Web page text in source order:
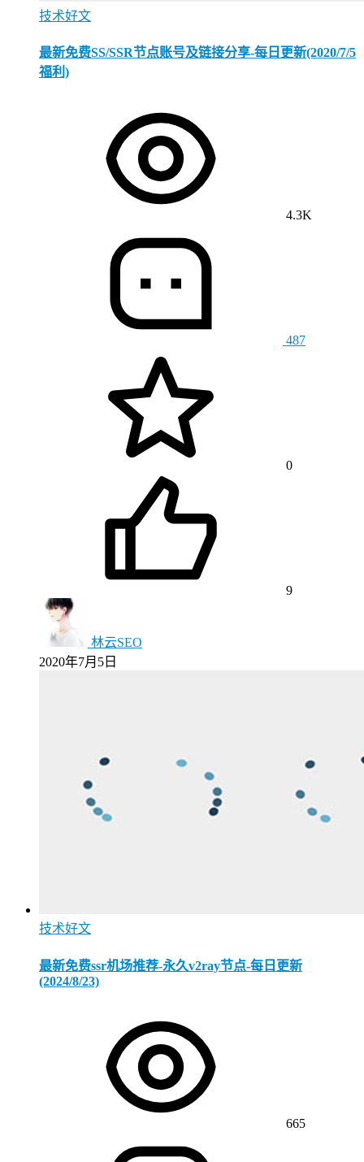
技术好文
最新免费SS/SSR节点账号及链接分享-每日更新(2020/7/5
福利)
4.3K
487
0
9
林云SEO
2020年7月5日
技术好文
最新免费ssr机场推荐-永久v2ray节点-每日更新
(2024/8/23)
665